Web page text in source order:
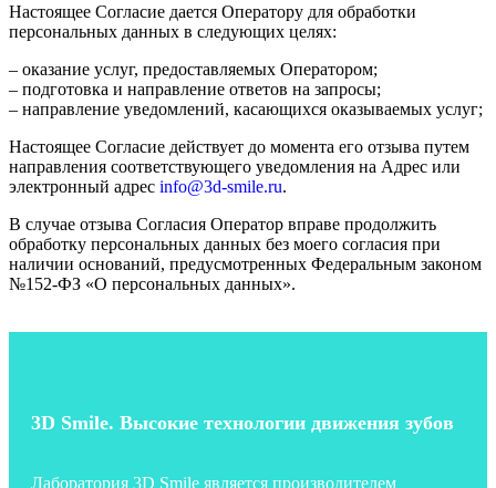
Настоящее Согласие дается Оператору для обработки
персональных данных в следующих целях:
– оказание услуг, предоставляемых Оператором;
– подготовка и направление ответов на запросы;
– направление уведомлений, касающихся оказываемых услуг;
Настоящее Согласие действует до момента его отзыва путем
направления соответствующего уведомления на Адрес или
электронный адрес info@3d-smile.ru.
В случае отзыва Согласия Оператор вправе продолжить
обработку персональных данных без моего согласия при
наличии оснований, предусмотренных Федеральным законом
№152-ФЗ «О персональных данных».
3D Smile. Высокие технологии движения зубов
Лаборатория 3D Smile является производителем